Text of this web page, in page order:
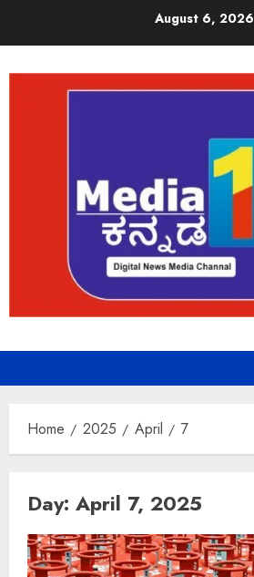
August 6, 2026
Home 2025 April 7
Day: April 7, 2025